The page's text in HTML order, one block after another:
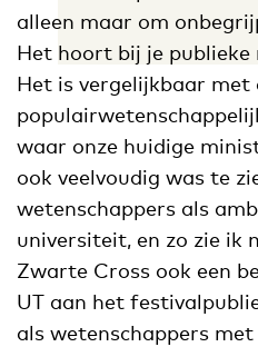
alleen maar om
Het hoort bij je publieke
Het is vergelijkbaar met
waar onze huidige
ook veelvoudig was te
wetenschappers als
universiteit, en zo zie ik
Zwarte Cross ook een
UT aan het
als wetenschappers